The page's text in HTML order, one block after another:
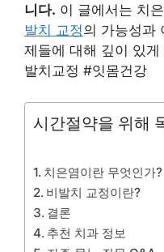
니다. 이 글에서는 치
발치 교정의 가능성과
제들에 대해 깊이 있
발치교정 #잇몸건강
시간절약을 위해
치은염이란 무엇인가?
비발치 교정이란?
결론
추천 치과 정보